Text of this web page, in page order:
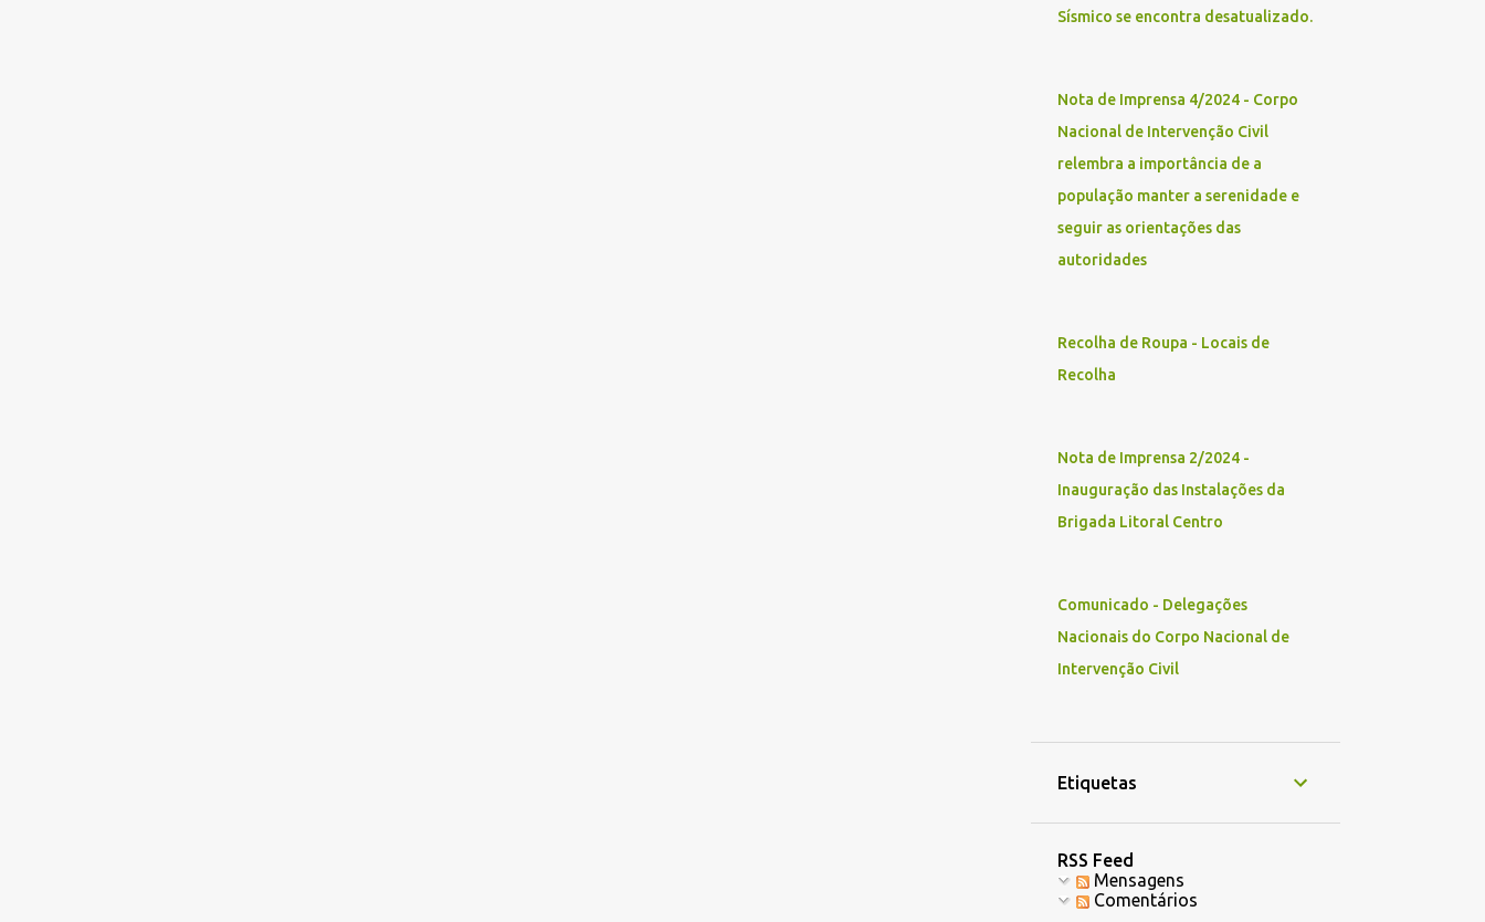
31
1
01
junho
20
julho
3
2025
Sísmico se encontra desatualizado.
Nota de Imprensa 4/2024 - Corpo
Nacional de Intervenção Civil
relembra a importância de a
população manter a serenidade e
seguir as orientações das
autoridades
Recolha de Roupa - Locais de
Recolha
Nota de Imprensa 2/2024 -
Inauguração das Instalações da
Brigada Litoral Centro
Comunicado - Delegações
Nacionais do Corpo Nacional de
Intervenção Civil
Etiquetas
RSS Feed
Mensagens
Comentários